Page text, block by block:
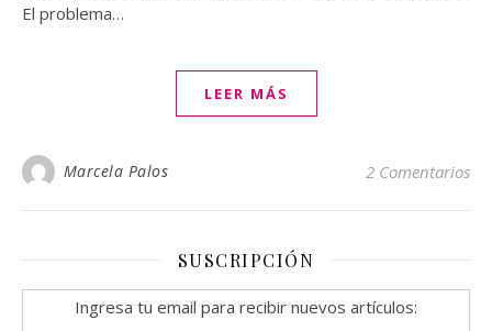
El problema…
LEER MÁS
Marcela Palos 2 Comentarios
SUSCRIPCIÓN
Ingresa tu email para recibir nuevos artículos: